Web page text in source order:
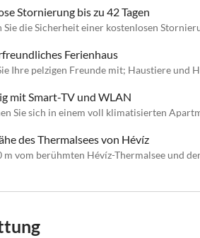
Stornierung bis zu 42 Tagen
Sie die Sicherheit einer kostenlosen
Ferienhaus
Ihre pelzigen Freunde mit; Haustiere und
mit Smart-TV und WLAN
Sie sich in einem voll klimatisierten
des Thermalsees von Hévíz
m vom berühmten Hévíz-Thermalsee und